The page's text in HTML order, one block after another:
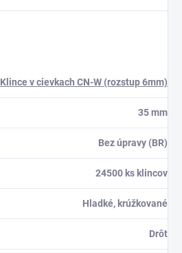
Klince v cievkach CN-W (rozstup 6mm)
35 mm
Bez úpravy (BR)
24500 ks klincov
Hladké, krúžkované
Drôt